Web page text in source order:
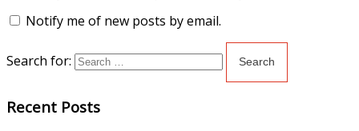
Notify me of new posts by email.
Search for:
Recent Posts